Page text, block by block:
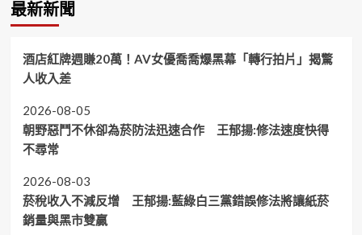
最新新聞
酒店紅牌週賺20萬！AV女優喬喬爆黑幕「轉行拍片」揭驚
人收入差
2026-08-05
朝野惡鬥不休卻為菸防法迅速合作 王郁揚:修法速度快得
不尋常
2026-08-03
菸稅收入不減反增 王郁揚:藍綠白三黨錯誤修法將讓紙菸
銷量與黑市雙贏